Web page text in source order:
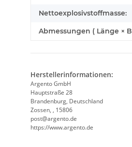
Nettoexplosivstoffmasse:
Abmessungen ( Länge ×
Herstellerinformationen:
Argento GmbH
Hauptstraße 28
Brandenburg, Deutschland
Zossen, , 15806
post@argento.de
https://www.argento.de